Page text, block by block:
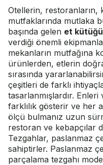
Otellerin, restoranların,
mutfaklarında mutlaka
başında gelen et kütüğü
verdiği önemli
mekanların mutfağına
ürünlerden, etlerin
sırasında
çeşitleri de farklı
tasarlanmışlardır.
farklılık gösterir ve her
ölçü bulmanız uzun
restoran ve kebapçılar
Tezgahlar, paslanmaz
sahiptirler. Paslanmaz
parçalama tezgahı